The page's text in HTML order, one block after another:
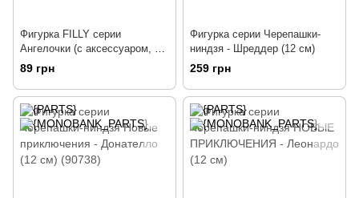
Фигурка FILLY серии
Ангелочки (с аксессуаром, 21
вид в асс.) (D189024-0000)
89 грн
Фигурка серии Черепашки-
ниндзя - Шреддер (12 см)
259 грн